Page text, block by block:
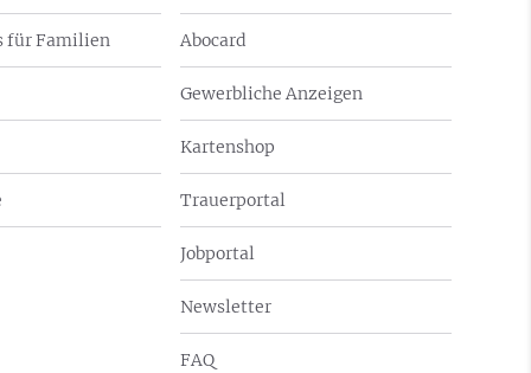
für Familien Abocard
Gewerbliche Anzeigen
Kartenshop
Trauerportal
Jobportal
Newsletter
FAQ